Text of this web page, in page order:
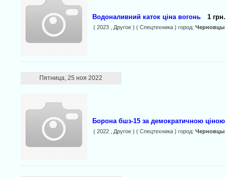
Водоналивний каток ціна вогонь 1 грн.
( 2023 , Другое ) ( Спецтехника ) город: Черновцы
Пятница, 25 ноя 2022
Борона бшз-15 за демократичною ціною
( 2022 , Другое ) ( Спецтехника ) город: Черновцы